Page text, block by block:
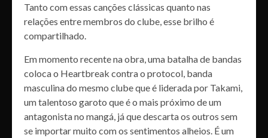
Tanto com essas canções clássicas quanto nas
relações entre membros do clube, esse brilho é
compartilhado.
Em momento recente na obra, uma batalha de bandas
coloca o Heartbreak contra o protocol, banda
masculina do mesmo clube que é liderada por Takami,
um talentoso garoto que é o mais próximo de um
antagonista no mangá, já que descarta os outros sem
se importar muito com os sentimentos alheios. É um